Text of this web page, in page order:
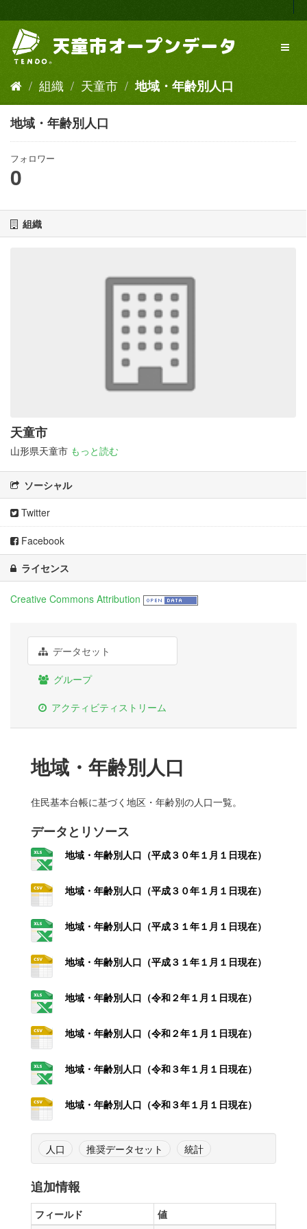
キ
容
組織 天童市 地域・年齢別人口
地域・年齢別人口
フォロワー
0
組織
天童市
山形県天童市 もっと読む
ソーシャル
Twitter
Facebook
ライセンス
Creative Commons Attribution
データセット
グループ
アクティビティストリーム
地域・年齢別人口
住民基本台帳に基づく地区・年齢別の人口一覧。
データとリソース
地域・年齢別人口（平成３０年１月１日現在）
地域・年齢別人口（平成３０年１月１日現在）
地域・年齢別人口（平成３１年１月１日現在）
地域・年齢別人口（平成３１年１月１日現在）
地域・年齢別人口（令和２年１月１日現在）
地域・年齢別人口（令和２年１月１日現在）
地域・年齢別人口（令和３年１月１日現在）
地域・年齢別人口（令和３年１月１日現在）
人口 推奨データセット 統計
追加情報
フィールド 値